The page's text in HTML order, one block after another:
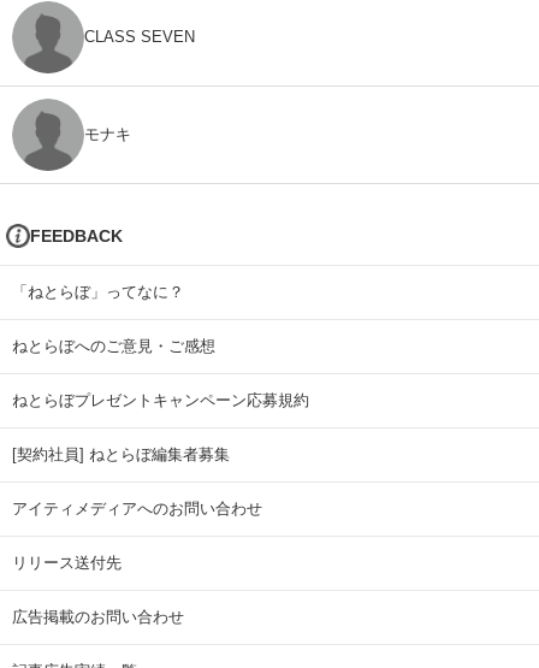
CLASS SEVEN
モナキ
FEEDBACK
「ねとらぼ」ってなに？
ねとらぼへのご意見・ご感想
ねとらぼプレゼントキャンペーン応募規約
[契約社員] ねとらぼ編集者募集
アイティメディアへのお問い合わせ
リリース送付先
広告掲載のお問い合わせ